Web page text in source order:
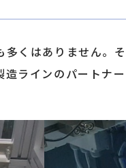
くはありません。
ラインのパートナ